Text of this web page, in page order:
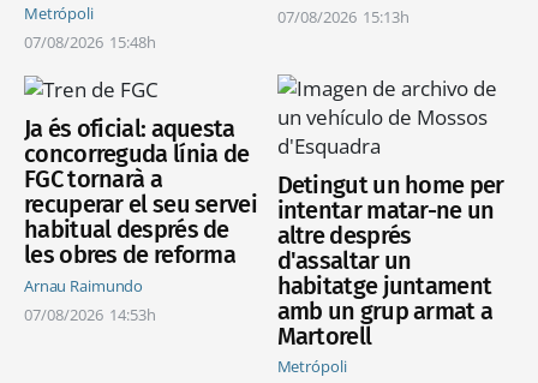
Metrópoli
07/08/2026 15:48h
07/08/2026 15:13h
Ja és oficial: aquesta
concorreguda línia de
FGC tornarà a
recuperar el seu servei
habitual després de
les obres de reforma
Arnau Raimundo
07/08/2026 14:53h
Detingut un home per
intentar matar-ne un
altre després
d'assaltar un
habitatge juntament
amb un grup armat a
Martorell
Metrópoli